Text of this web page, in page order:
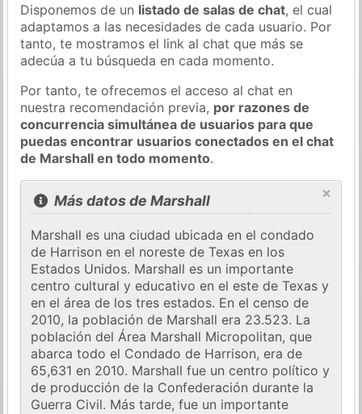
Disponemos de un listado de salas de chat, el cual
adaptamos a las necesidades de cada usuario. Por
tanto, te mostramos el link al chat que más se
adecúa a tu búsqueda en cada momento.
Por tanto, te ofrecemos el acceso al chat en
nuestra recomendación previa, por razones de
concurrencia simultánea de usuarios para que
puedas encontrar usuarios conectados en el chat
de Marshall en todo momento.
×
Más datos de Marshall
Marshall es una ciudad ubicada en el condado
de Harrison en el noreste de Texas en los
Estados Unidos. Marshall es un importante
centro cultural y educativo en el este de Texas y
en el área de los tres estados. En el censo de
2010, la población de Marshall era 23.523. La
población del Área Marshall Micropolitan, que
abarca todo el Condado de Harrison, era de
65,631 en 2010. Marshall fue un centro político y
de producción de la Confederación durante la
Guerra Civil. Más tarde, fue un importante